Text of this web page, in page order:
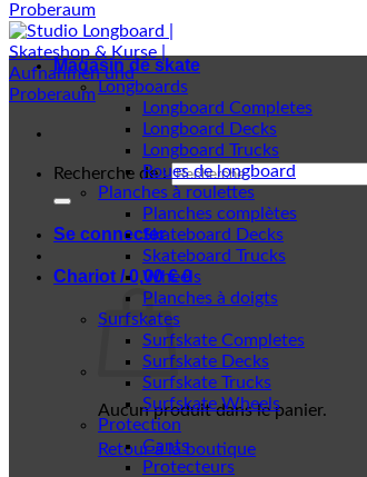
Recherche de :
Se connecter
Chariot /0,00€ 0
Aucun produit dans le panier.
Retour à la boutique
Magasin de skate
Longboards
Longboard Completes
Longboard Decks
Longboard Trucks
Roues de longboard
Planches à roulettes
Planches complètes
Skateboard Decks
Skateboard Trucks
Wheels
Planches à doigts
Surfskates
Surfskate Completes
Surfskate Decks
Surfskate Trucks
Surfskate Wheels
Protection
Gants
Protecteurs